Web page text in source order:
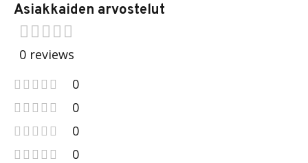
Asiakkaiden arvostelut
0 reviews
0
0
0
0